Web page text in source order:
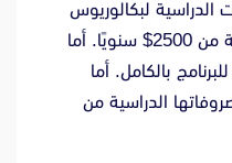
الدراسية لبكالوريوس
الإعلام بالجامعات التركية الخاصة من 2500$ سنويًا. أما
الماجستير تبدأ من 3000$ للبرنامج بالكامل. أما
الدراسية من